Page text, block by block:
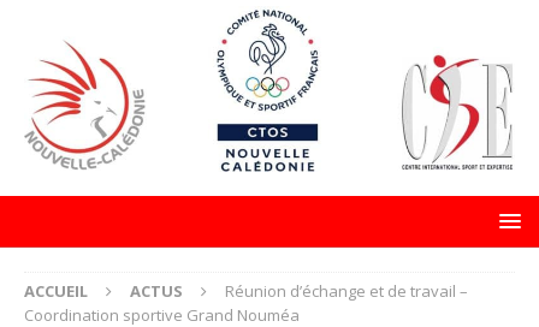
ACCUEIL ACTUS
Réunion d’échange et de travail –
Coordination sportive Grand Nouméa